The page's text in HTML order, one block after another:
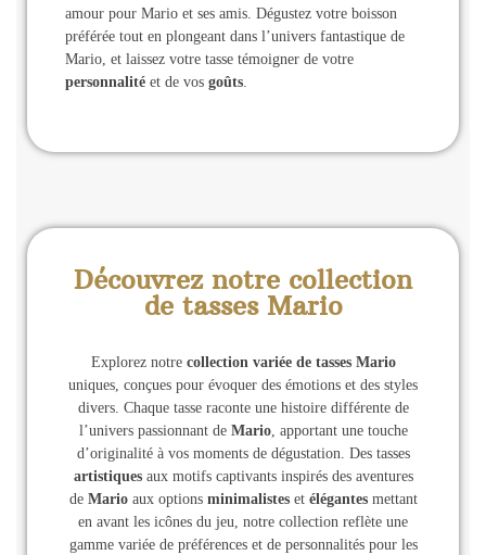
amour pour Mario et ses amis. Dégustez votre boisson
préférée tout en plongeant dans l’univers fantastique de
Mario, et laissez votre tasse témoigner de votre
personnalité et de vos goûts
Découvrez notre collection
de tasses Mario
Explorez notre collection variée de tasses Mario
uniques, conçues pour évoquer des émotions et des styles
divers. Chaque tasse raconte une histoire différente de
l’univers passionnant de Mario, apportant une touche
d’originalité à vos moments de dégustation. Des tasses
artistiquesaux motifs captivants inspirés des aventures
de Marioaux options minimalisteset élégantesmettant
en avant les icônes du jeu, notre collection reflète une
gamme variée de préférences et de personnalités pour les